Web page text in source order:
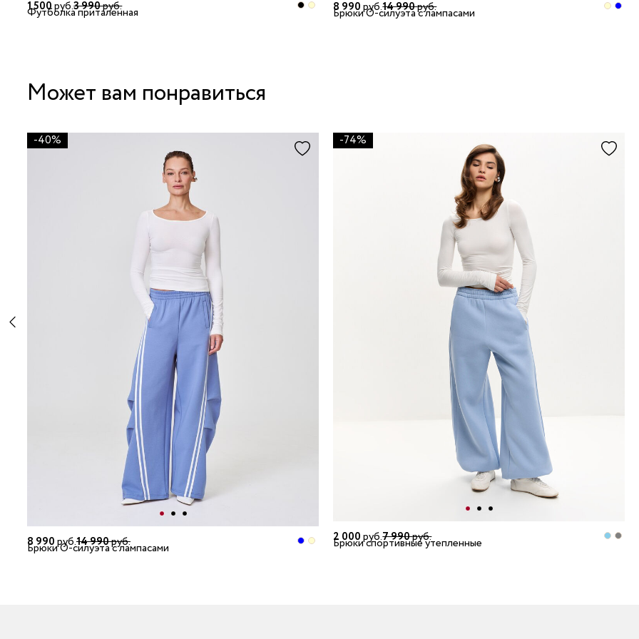
1 500руб.3 990руб.
Футболка приталенная 8 990руб.14 990руб.
Брюки О-силуэта с лампасами
Может вам понравиться
-40%
8 990руб.14 990руб.
Брюки О-силуэта с лампасами
-74%
2 000руб.7 990руб.
Брюки спортивные утепленные